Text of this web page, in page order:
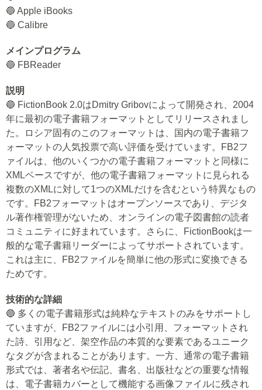
🔵 Apple iBooks
🔵 Calibre
メインプログラム
🔵 FBReader
説明
🔵 FictionBook 2.0はDmitry Gribovによって開発され、2004
年に最初の電子書籍フォーマットとしてリリースされまし
た。ロシア固有のこのフォーマットは、国内の電子書籍フ
ォーマットの人気投票で高い評価を受けています。FB2フ
ァイルは、他のいくつかの電子書籍フォーマットと同様に
XMLベースですが、他の電子書籍フォーマットに見られる
複数のXMLに対して1つのXMLだけを含むという特異なもの
です。FB2フォーマットはオープンソースであり、デジタ
ル著作権管理がないため、オンラインの電子図書館の読者
コミュニティに好まれています。さらに、FictionBookは一
般的な電子書籍リーダーによってサポートされています。
これは主に、FB2ファイルを簡単に他の形式に変換できる
ためです。
技術的な詳細
🔵 多くの電子書籍形式は純粋なテキストのみをサポートし
ていますが、FB2ファイルには小引用、フォーマットされ
た詩、引用など、架空作品の本質的な要素であるユニーク
なタグが含まれることがあります。一方、通常の電子書籍
形式では、著者名や伝記、書名、出版社などの重要な情報
は、電子書籍カバーとして機能する画像ファイルに残され